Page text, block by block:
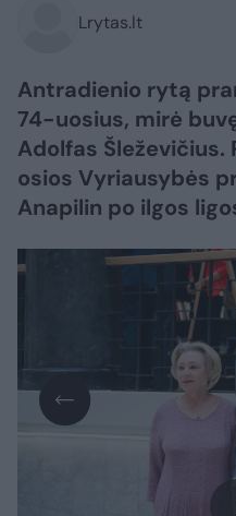
Lrytas.lt
Antradienio rytą
74-uosius, mirė
Adolfas
osios Vyriausybės
Anapilin po ilgos